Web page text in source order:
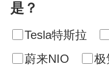
是？
Tesla特斯拉
蔚来NIO
极